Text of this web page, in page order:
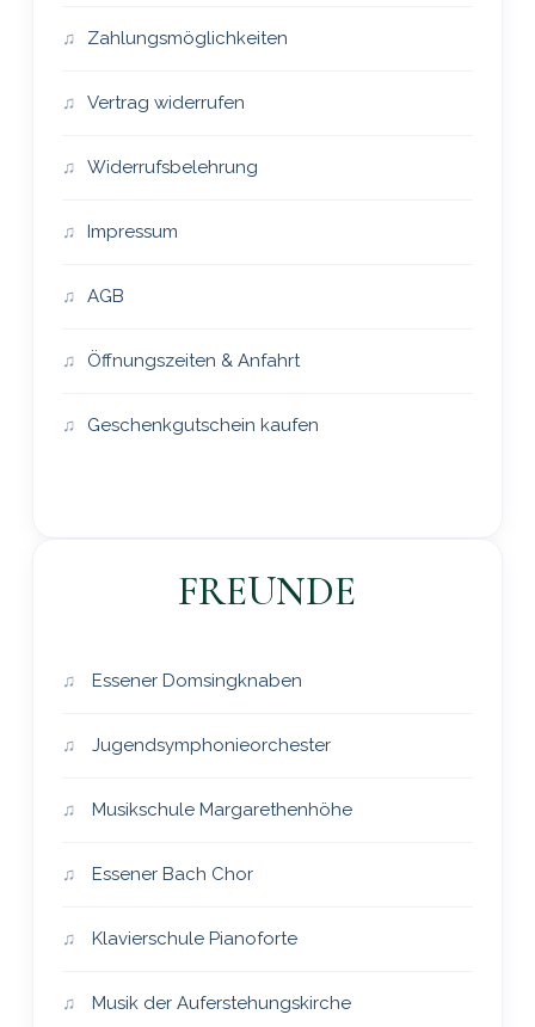
Zahlungsmöglichkeiten
Vertrag widerrufen
Widerrufsbelehrung
Impressum
AGB
Öffnungszeiten & Anfahrt
Geschenkgutschein kaufen
FREUNDE
Essener Domsingknaben
Jugendsymphonieorchester
Musikschule Margarethenhöhe
Essener Bach Chor
Klavierschule Pianoforte
Musik der Auferstehungskirche